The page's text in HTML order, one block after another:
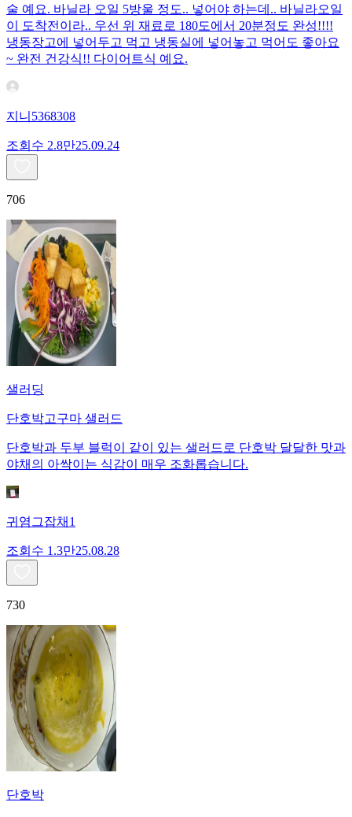
술 예요. 바닐라 오일 5방울 정도.. 넣어야 하는데.. 바닐라오일
이 도착전이라.. 우선 위 재료로 180도에서 20분정도 완성!!!!
냉동장고에 넣어두고 먹고 냉동실에 넣어놓고 먹어도 좋아요
~ 완전 건강식!! 다이어트식 예요.
지니5368308
조회수 2.8만25.09.24
706
샐러딩
단호박고구마 샐러드
단호박과 두부 블럭이 같이 있는 샐러드로 단호박 달달한 맛과
야채의 아싹이는 식감이 매우 조화롭습니다.
귀염그잡채1
조회수 1.3만25.08.28
730
단호박